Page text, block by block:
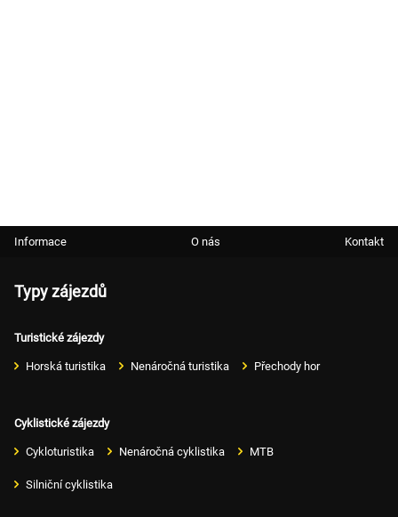
Informace O nás Kontakt
Typy zájezdů
Turistické zájezdy
Horská turistika Nenáročná turistika Přechody hor
Cyklistické zájezdy
Cykloturistika Nenáročná cyklistika MTB
Silniční cyklistika